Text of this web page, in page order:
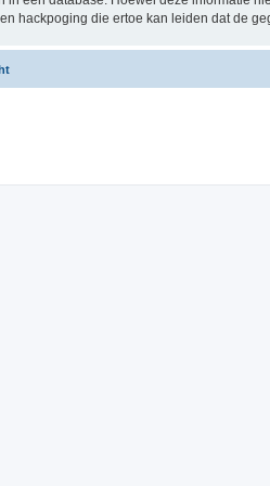
hackpoging die ertoe kan leiden dat de